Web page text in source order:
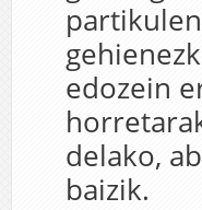
edozein
delako,
baizik.